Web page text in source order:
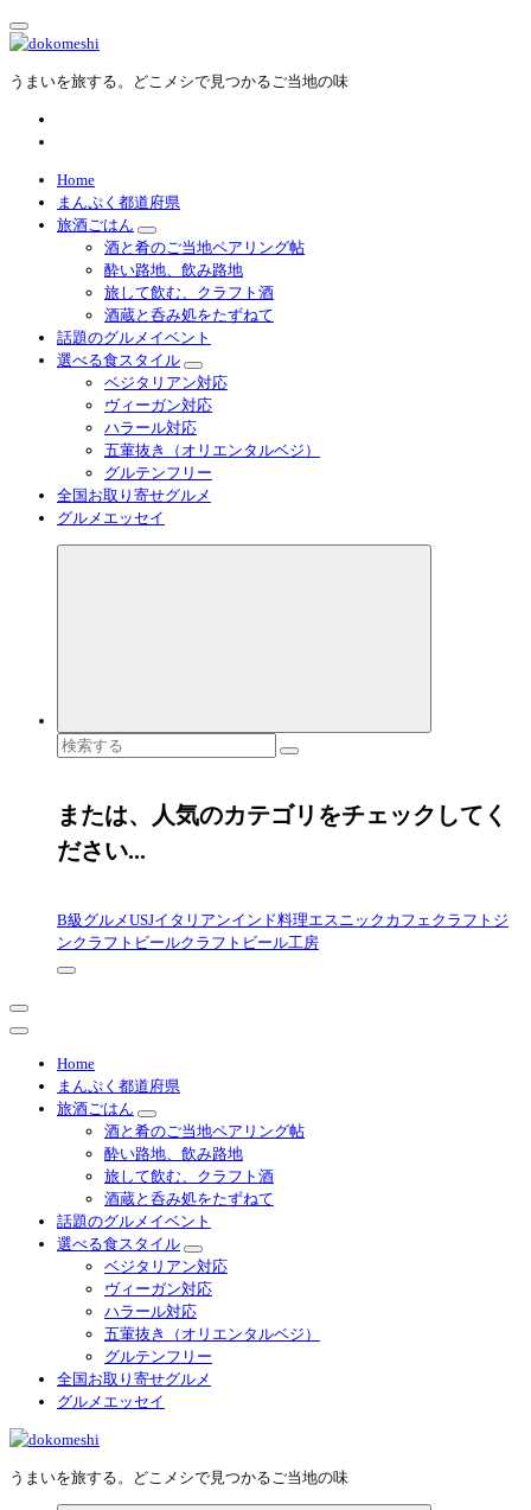
内
容
ス
うまいを旅する。どこメシで見つかるご当地の味
Home
まんぷく都道府県
旅酒ごはん
酒と肴のご当地ペアリング帖
酔い路地、飲み路地
旅して飲む、クラフト酒
酒蔵と呑み処をたずねて
話題のグルメイベント
選べる食スタイル
ベジタリアン対応
ヴィーガン対応
ハラール対応
五葷抜き（オリエンタルベジ）
グルテンフリー
全国お取り寄せグルメ
グルメエッセイ
検
象:
または、人気のカテゴリをチェックしてく
ださい...
B級グルメUSJイタリアンインド料理エスニック カフェ クラフトジ
ンクラフトビールクラフトビール工房
Home
まんぷく都道府県
旅酒ごはん
酒と肴のご当地ペアリング帖
酔い路地、飲み路地
旅して飲む、クラフト酒
酒蔵と呑み処をたずねて
話題のグルメイベント
選べる食スタイル
ベジタリアン対応
ヴィーガン対応
ハラール対応
五葷抜き（オリエンタルベジ）
グルテンフリー
全国お取り寄せグルメ
グルメエッセイ
うまいを旅する。どこメシで見つかるご当地の味